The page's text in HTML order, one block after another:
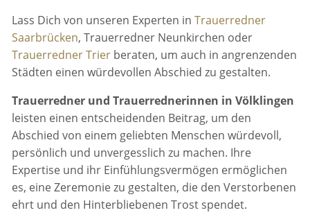
Lass Dich von unseren Experten inTrauerredner
Saarbrücken, Trauerredner Neunkirchen oder
Trauerredner Trier beraten, um auch in angrenzenden
Städten einen würdevollen Abschied zu gestalten.
Trauerredner und Trauerrednerinnen in Völklingen
leisten einen entscheidenden Beitrag, um den
Abschied von einem geliebten Menschen würdevoll,
persönlich und unvergesslich zu machen. Ihre
Expertise und ihr Einfühlungsvermögen ermöglichen
es, eine Zeremonie zu gestalten, die den Verstorbenen
ehrt und den Hinterbliebenen Trost spendet.